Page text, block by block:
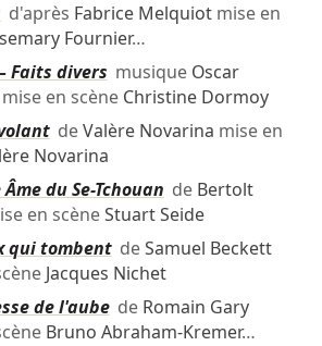
d'après Fabrice Melquiotmise en
Fournier…
Faits divers musique Oscar
en scène Christine Dormoy
deValère Novarina mise en
Novarina
du Se-Tchouan de Bertolt
en scèneStuart Seide
qui tombentdeSamuel Beckett
Jacques Nichet
de l'aubede Romain Gary
Bruno Abraham-Kremer…